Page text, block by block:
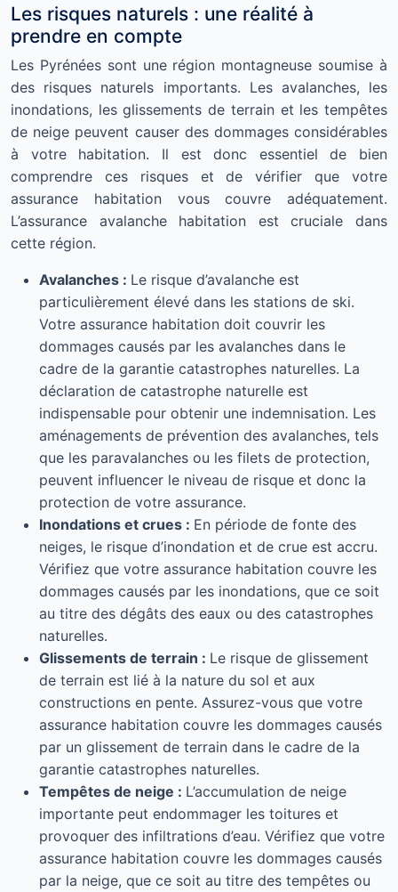
Les risques naturels : une réalité à
prendre en compte
Les Pyrénées sont une région montagneuse soumise à
des risques naturels importants. Les avalanches, les
inondations, les glissements de terrain et les tempêtes
de neige peuvent causer des dommages considérables
à votre habitation. Il est donc essentiel de bien
comprendre ces risques et de vérifier que votre
assurance habitation vous couvre adéquatement.
L’assurance avalanche habitation est cruciale dans
cette région.
Avalanches : Le risque d’avalanche est
particulièrement élevé dans les stations de ski.
Votre assurance habitation doit couvrir les
dommages causés par les avalanches dans le
cadre de la garantie catastrophes naturelles. La
déclaration de catastrophe naturelle est
indispensable pour obtenir une indemnisation. Les
aménagements de prévention des avalanches, tels
que les paravalanches ou les filets de protection,
peuvent influencer le niveau de risque et donc la
protection de votre assurance.
Inondations et crues : En période de fonte des
neiges, le risque d’inondation et de crue est accru.
Vérifiez que votre assurance habitation couvre les
dommages causés par les inondations, que ce soit
au titre des dégâts des eaux ou des catastrophes
naturelles.
Glissements de terrain : Le risque de glissement
de terrain est lié à la nature du sol et aux
constructions en pente. Assurez-vous que votre
assurance habitation couvre les dommages causés
par un glissement de terrain dans le cadre de la
garantie catastrophes naturelles.
Tempêtes de neige : L’accumulation de neige
importante peut endommager les toitures et
provoquer des infiltrations d’eau. Vérifiez que votre
assurance habitation couvre les dommages causés
par la neige, que ce soit au titre des tempêtes ou